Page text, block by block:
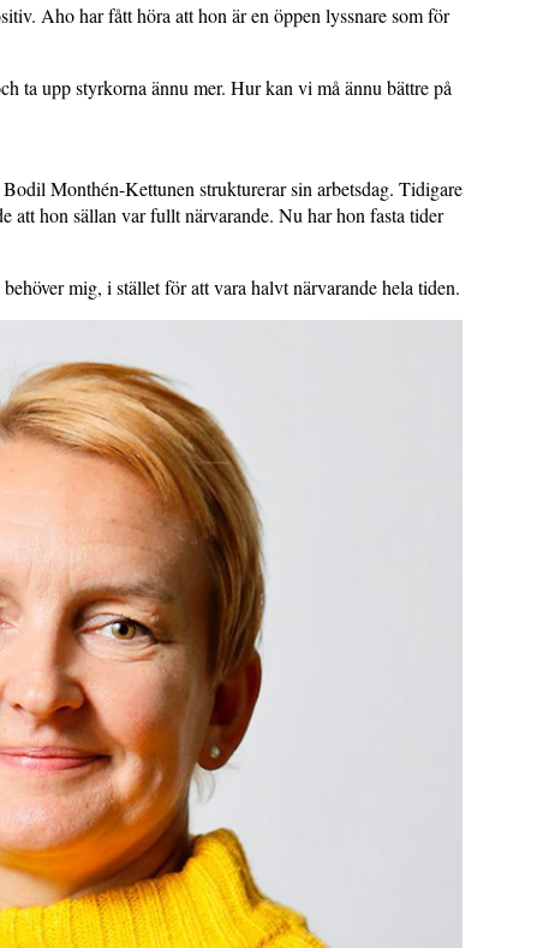
Aho har fått höra att hon är en öppen lyssnare som för
ta upp styrkorna ännu mer. Hur kan vi må ännu bättre på
Monthén-Kettunen strukturerar sin arbetsdag. Tidigare
att hon sällan var fullt närvarande. Nu har hon fasta tider
mig, i stället för att vara halvt närvarande hela tiden.